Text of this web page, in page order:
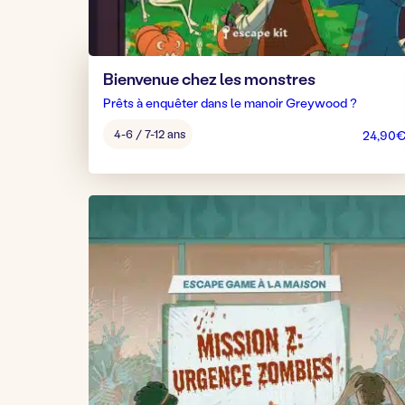
Bienvenue chez les monstres
Prêts à enquêter dans le manoir Greywood ?
pour
:
4-6 / 7-12 ans 24,90€